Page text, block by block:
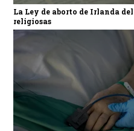
La Ley de aborto de Irlanda
religiosas